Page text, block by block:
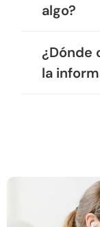
algo?
¿Dónde
la